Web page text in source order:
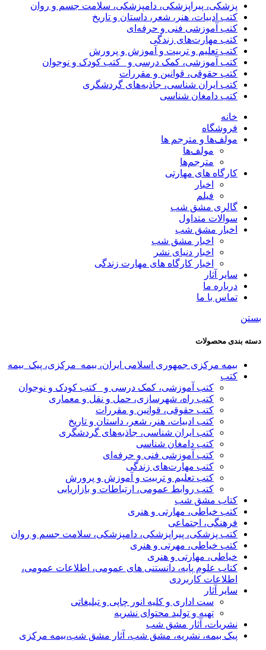
پزشکی، پیراپزشکی، دامپزشکی، سلامت جسم و روان
کتب ادبیات، هنر، شعر، داستان و تاریخ
کتب آموزشی فنی و حرفه‌ای
کتب مهارت‌های زندگی
کتب تعلیم و تربیت و آموزش و پرورش
کتب آموزشی، کمک درسی و _کتب کودک و نوجوان
کتب حقوقی، قوانین و مقررات
کتب ایران شناسی، جاذبه‌های گردشگری
کتب دامغان شناسی
خانه
فروشگاه
مولف‌ها و مترجم ها
مولف‌ها
مترجم‌ها
کارگاه های مهارتی
اخبار
فیلم
گالری مشق شب
سوالات متداول
اخبار مشق شب
اخبار مشق شب
اخبار دنیای نشر
اخبار کارگاه های مهارت زندگی
سایر آثار
درباره ما
تماس با ما
بستن
دسته بندی محصولات
بیمه مرکزی جمهوری اسلامی ایران، بیمه_مرکزی، پیک_بیمه
کتب
کتب آموزشی، کمک درسی و _کتب کودک و نوجوان
کتب راه، شهرسازی، حمل و نقل و معماری
کتب حقوقی، قوانین و مقررات
کتب ادبیات، هنر، شعر، داستان و تاریخ
کتب ایران شناسی، جاذبه‌های گردشگری
کتب دامغان شناسی
کتب آموزشی فنی و حرفه‌ای
کتب مهارت‌های زندگی
کتب تعلیم و تربیت و آموزش و پرورش
کتب روابط عمومی، ارتباطات و بازاریابی
کتاب مشق شب
کتب خیاطی، مهارتی و هنری
فرهنگی، اجتماعی
کتب پزشکی، پیراپزشکی، دامپزشکی، سلامت جسم و روان
کتب خیاطی، مهرتی و هنری
خیاطی، مهارتی و هنری
کتاب علوم پایه، دانستنی های عمومی، اطلاعات عمومی،
اطلاعات کاربردی
سایر آثار
ست اداری و کلیه انور چاپی و تبلیغاتی
تهیه و تولید محتوای نشریه
نشریات، آثار مشق شب
پیک بیمه، نشریه، مشق شب، آثار مشق شب،بیمه مرکزی